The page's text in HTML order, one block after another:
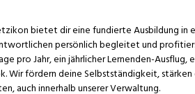
bietet dir eine fundierte Ausbildung in
persönlich begleitet und
pro Jahr, ein jährlicher Lernenden-
Wir fördern deine Selbstständigkeit,
auch innerhalb unserer Verwaltung.